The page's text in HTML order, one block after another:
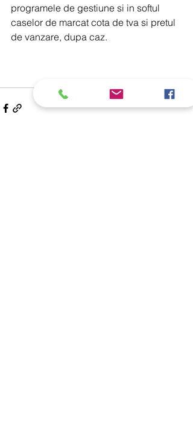
programele de gestiune si in softul
caselor de marcat cota de tva si pretul
de vanzare, dupa caz.